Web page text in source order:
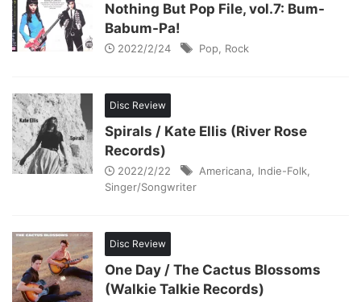
Nothing But Pop File, vol.7: Bum-
Babum-Pa!
2022/2/24 Pop Rock
Disc Review
Spirals / Kate Ellis (River Rose
Records)
2022/2/22 Americana Indie-Folk
Singer/Songwriter
Disc Review
One Day / The Cactus Blossoms
(Walkie Talkie Records)